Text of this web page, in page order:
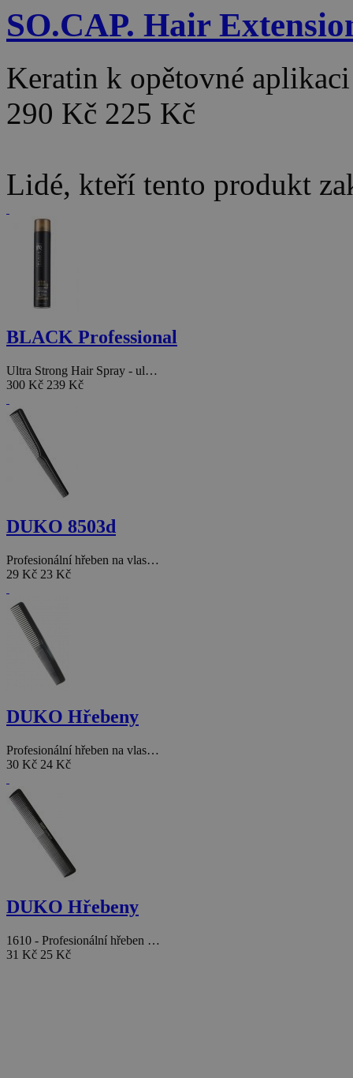
SO.CAP. Hair
Keratin k opětovné
290 Kč 225 Kč
Lidé, kteří tento produkt
BLACK Professional
Ultra Strong Hair Spray - ul…
300 Kč 239 Kč
DUKO 8503d
Profesionální hřeben na vlas…
29 Kč 23 Kč
DUKO Hřebeny
Profesionální hřeben na vlas…
30 Kč 24 Kč
DUKO Hřebeny
1610 - Profesionální hřeben …
31 Kč 25 Kč